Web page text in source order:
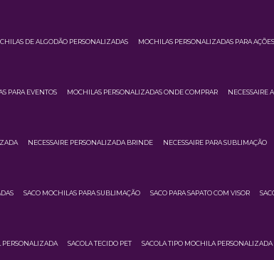
DE ALGODÃO PERSONALIZADAS MOCHILAS PERSONALIZADAS PARA
PARA EVENTOS MOCHILAS PERSONALIZADAS ONDE COMPRAR NECESSAIRE
NECESSAIRE PERSONALIZADA BRINDE NECESSAIRE PARA SUBLIMAÇÃO
SACO MOCHILAS PARA SUBLIMAÇÃO SACO PARA SAPATO COM VISOR
PERSONALIZADA SACOLA TECIDO PET SACOLA TIPO MOCHILA PERSONALIZADA